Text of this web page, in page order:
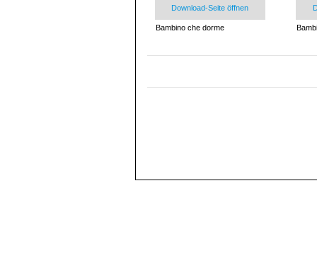
Download-Seite öffnen
Bambino che dorme